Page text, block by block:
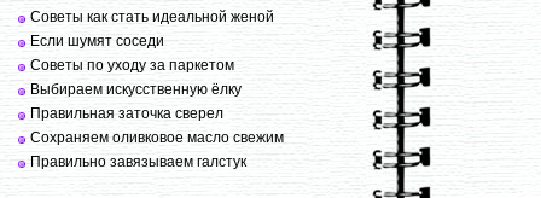
Советы как стать идеальной женой
Если шумят соседи
Советы по уходу за паркетом
Выбираем искусственную ёлку
Правильная заточка сверел
Сохраняем оливковое масло свежим
Правильно завязываем галстук